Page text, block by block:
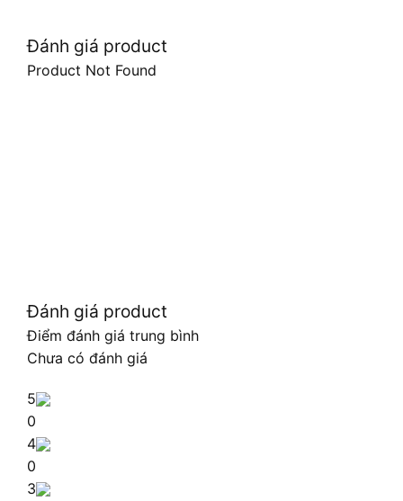
Đánh giá product
Product Not Found
Đánh giá product
Điểm đánh giá trung bình
Chưa có đánh giá
5
0
4
0
3